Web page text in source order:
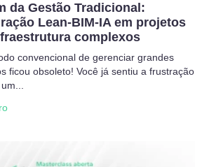
da Gestão Tradicional:
Lean-BIM-IA em projetos
complexos
convencional de gerenciar grandes
ficou obsoleto! Você já sentiu a frustração